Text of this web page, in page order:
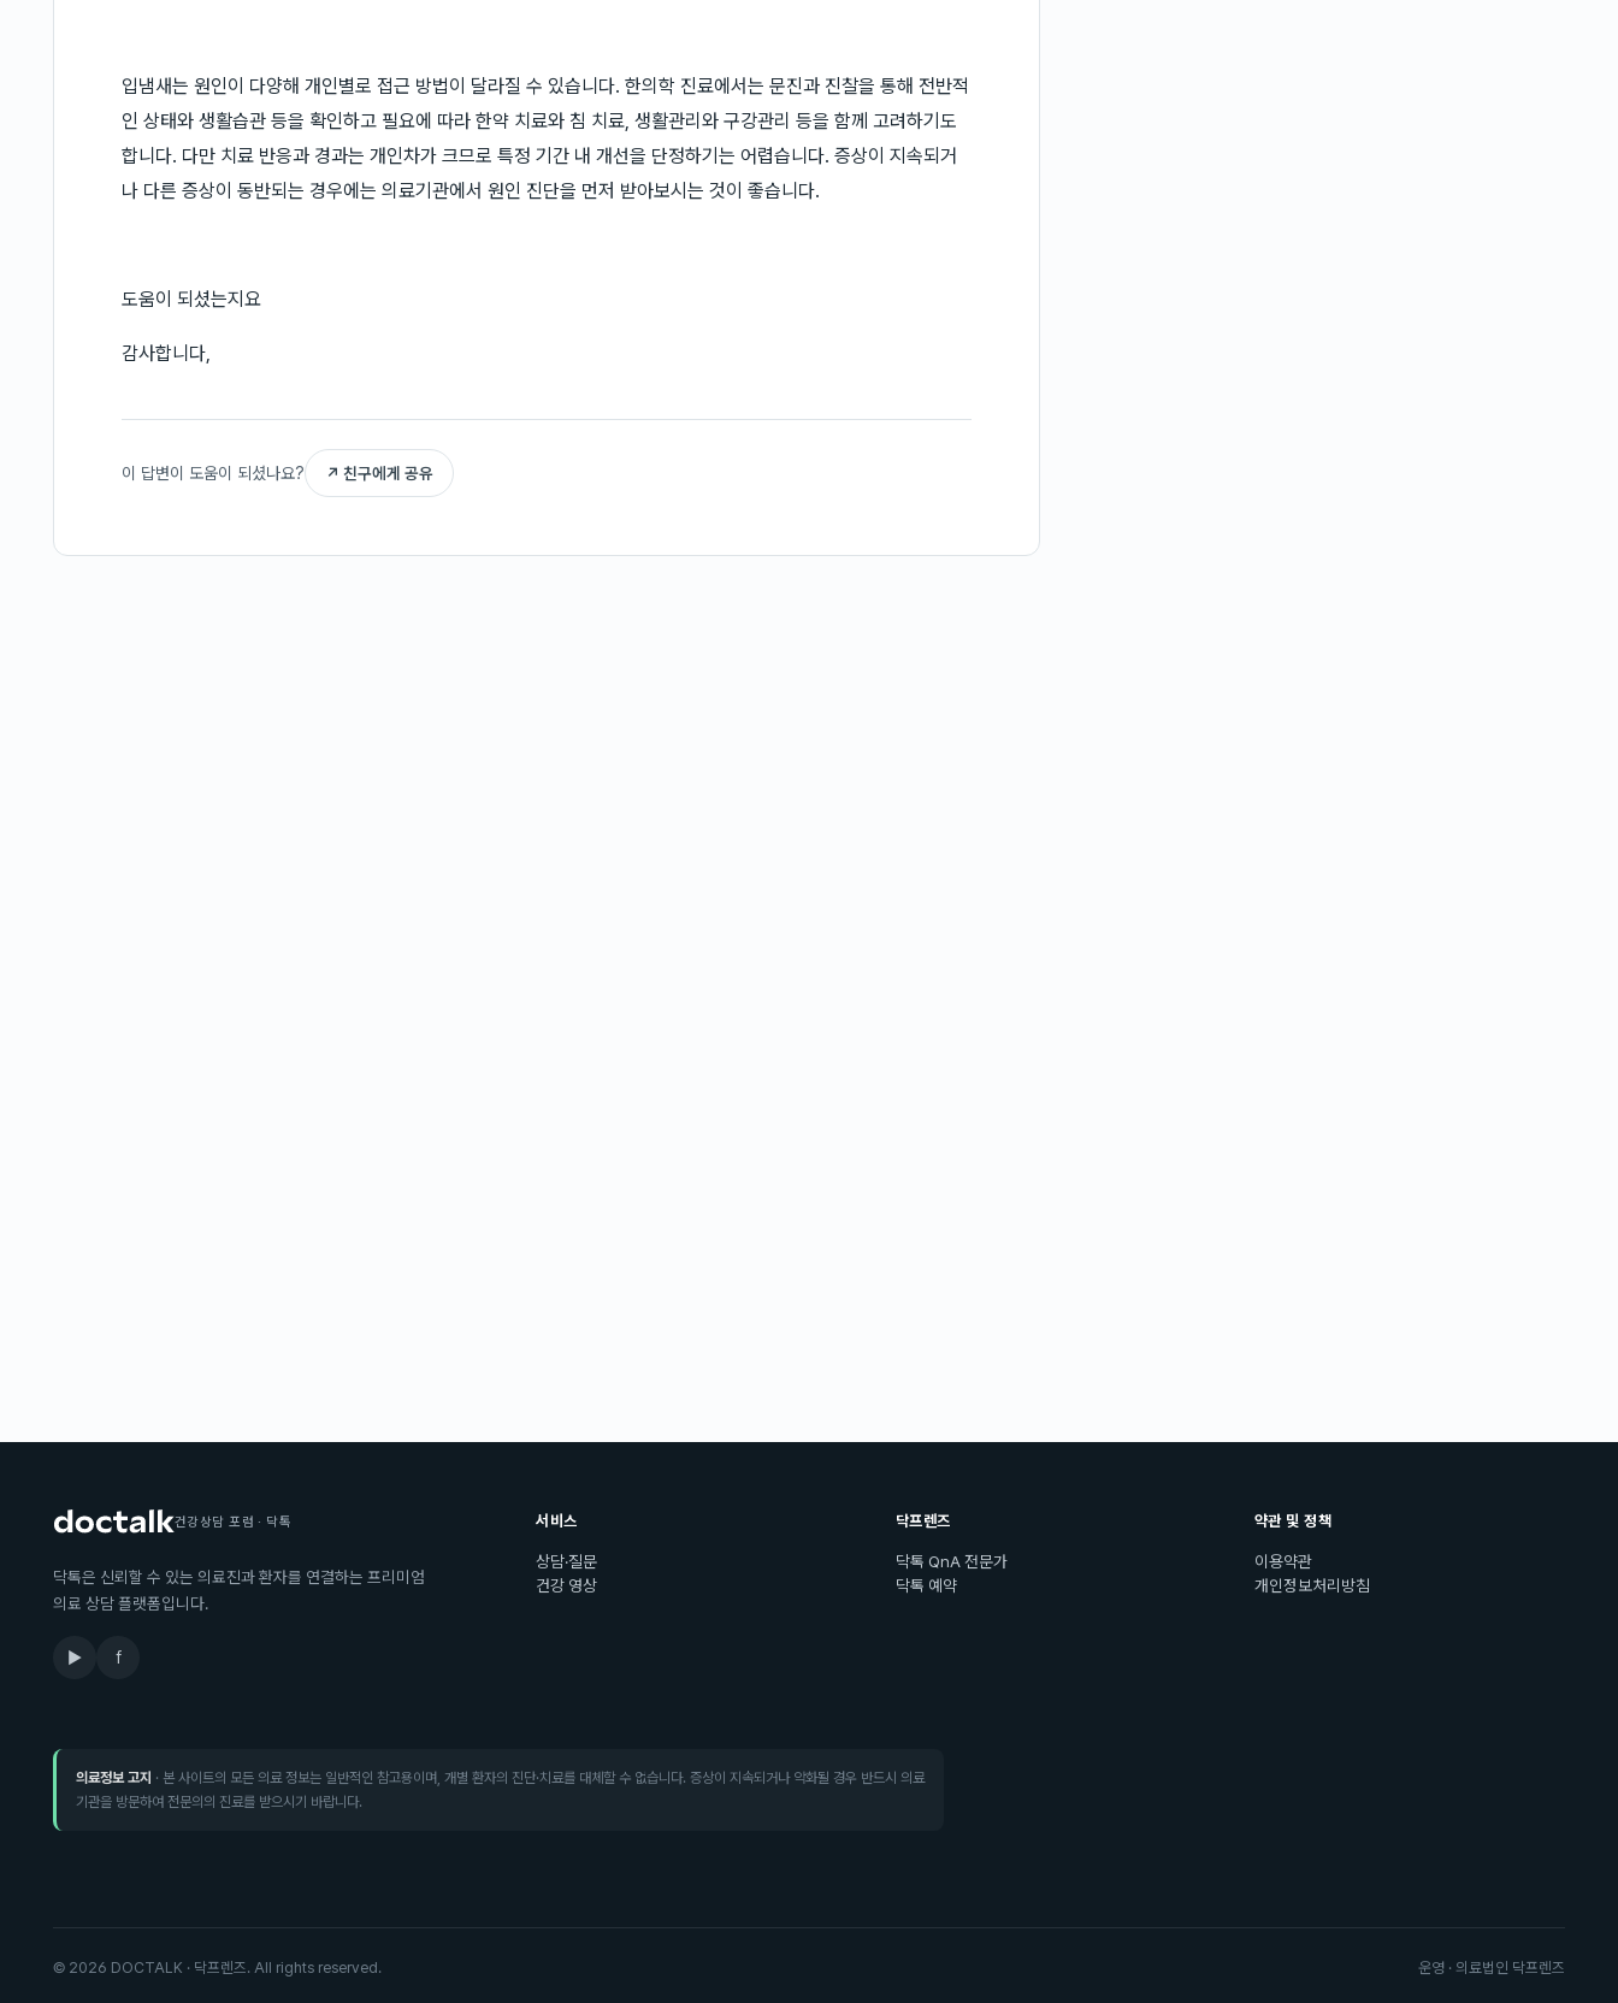
입냄새는 원인이 다양해 개인별로 접근 방법이 달라질 수 있습니다. 한의학 진료에서는 문진과 진찰을 통해 전반적
인 상태와 생활습관 등을 확인하고 필요에 따라 한약 치료와 침 치료, 생활관리와 구강관리 등을 함께 고려하기도
합니다. 다만 치료 반응과 경과는 개인차가 크므로 특정 기간 내 개선을 단정하기는 어렵습니다. 증상이 지속되거
나 다른 증상이 동반되는 경우에는 의료기관에서 원인 진단을 먼저 받아보시는 것이 좋습니다.
도움이 되셨는지요
감사합니다,
이 답변이 도움이 되셨나요? ↗ 친구에게 공유
건강상담 포럼 · 닥톡
닥톡은 신뢰할 수 있는 의료진과 환자를 연결하는 프리미엄
의료 상담 플랫폼입니다.
▶ f
서비스
상담·질문
건강 영상
닥프렌즈
닥톡 QnA 전문가
닥톡 예약
약관 및 정책
이용약관
개인정보처리방침
의료정보 고지 · 본 사이트의 모든 의료 정보는 일반적인 참고용이며, 개별 환자의 진단·치료를 대체할 수 없습니다. 증상이 지속되거나 악화될 경우 반드시 의료
기관을 방문하여 전문의의 진료를 받으시기 바랍니다.
© 2026 DOCTALK · 닥프렌즈. All rights reserved. 운영 · 의료법인 닥프렌즈